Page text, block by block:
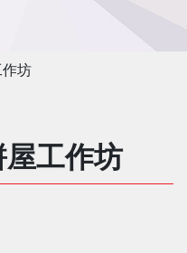
坊
工作坊